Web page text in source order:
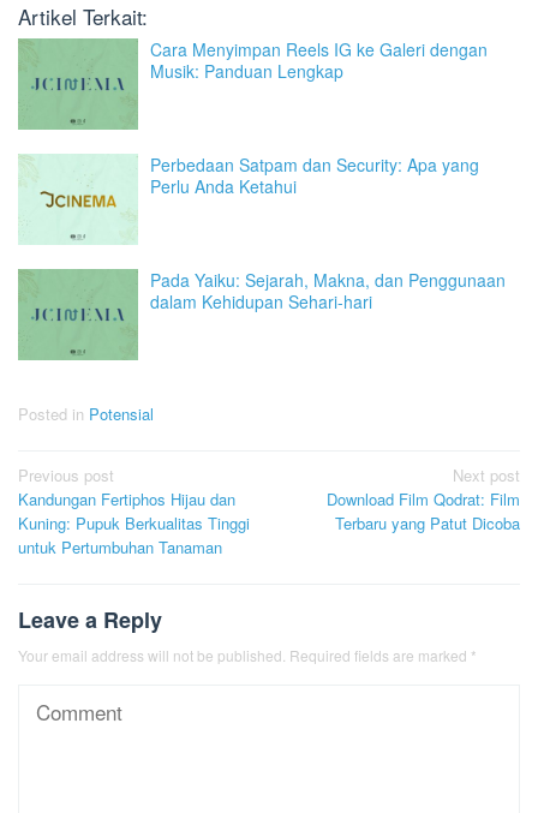
Artikel Terkait:
Cara Menyimpan Reels IG ke Galeri dengan
Musik: Panduan Lengkap
Perbedaan Satpam dan Security: Apa yang
Perlu Anda Ketahui
Pada Yaiku: Sejarah, Makna, dan Penggunaan
dalam Kehidupan Sehari-hari
Posted in Potensial
Post
navigation
Previous post
Kandungan Fertiphos Hijau dan
Kuning: Pupuk Berkualitas Tinggi
untuk Pertumbuhan Tanaman
Next post
Download Film Qodrat: Film
Terbaru yang Patut Dicoba
Leave a Reply
Your email address will not be published. Required fields are marked *